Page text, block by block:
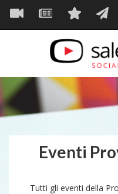
Salta
contenuto
Navigazione
principale
Eventi
Tutti gli eventi della